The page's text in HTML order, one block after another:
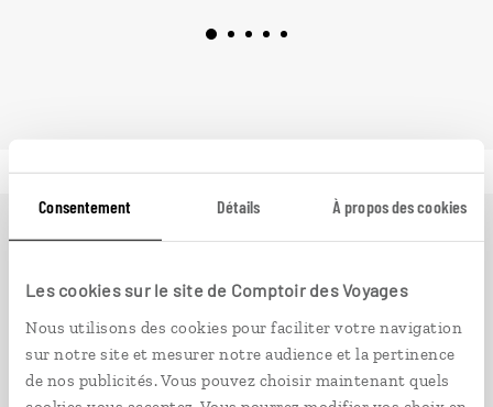
Consentement Détails À propos des cookies
Les cookies sur le site de Comptoir des Voyages
Nous utilisons des cookies pour faciliter votre navigation
sur notre site et mesurer notre audience et la pertinence
de nos publicités. Vous pouvez choisir maintenant quels
passionnent les découvertes et rencontres du bout du
monde, il fait naître une irrésistible envie d’aller voir
ailleurs.